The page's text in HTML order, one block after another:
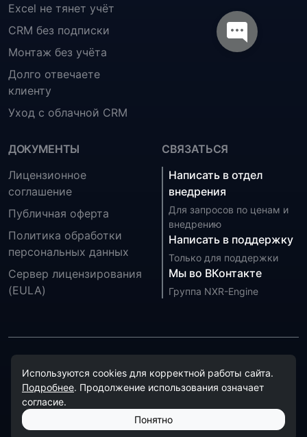
Excel не тянет учёт
CRM без подписки
Монтаж без учёта
Долго отвечаете
клиенту
Уход с облачной CRM
ДОКУМЕНТЫ
Лицензионное
соглашение
Публичная оферта
Политика обработки
персональных данных
Сервер лицензирования
(EULA)
СВЯЗАТЬСЯ
Написать в отдел
внедрения
Для запросов по ценам и
внедрению
Написать в поддержку
Только для поддержки
Мы во ВКонтакте
Группа NXR-Engine
в соответствии сполитикой обработки персональных
данных.
© 2026 NXR-Engine. Все права защищены.
Используются cookies для корректной работы сайта.
Подробнее. Продолжение использования означает
согласие.
Понятно